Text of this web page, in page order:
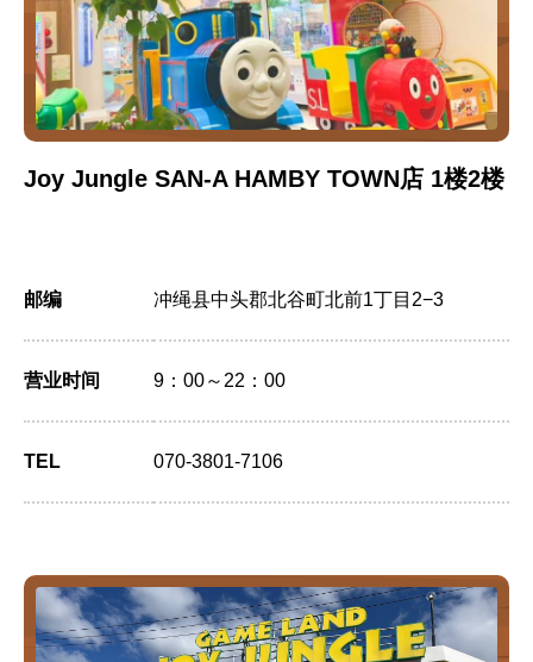
Joy Jungle SAN-A HAMBY TOWN店 1楼2楼
邮编 冲绳县中头郡北谷町北前1丁目2−3
营业时间 9：00～22：00
TEL 070-3801-7106